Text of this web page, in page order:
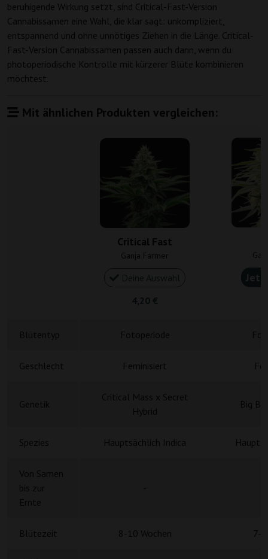
beruhigende Wirkung setzt, sind Critical-Fast-Version
Cannabissamen eine Wahl, die klar sagt: unkompliziert,
entspannend und ohne unnötiges Ziehen in die Länge. Critical-
Fast-Version Cannabissamen passen auch dann, wenn du
photoperiodische Kontrolle mit kürzerer Blüte kombinieren
möchtest.
Mit ähnlichen Produkten vergleichen:
Critical Fast
Ganja Farmer
Geschlecht Feminisiert
Spezies Hauptsächlich Indica
Blütezeit 8-10 Wochen 7-